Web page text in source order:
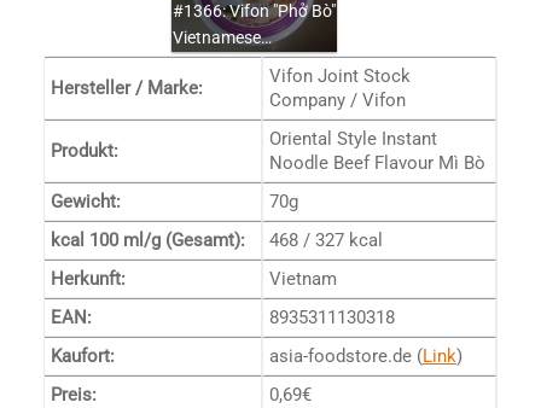
#1366: Vifon "Phở Bò"
Vietnamese…
Hersteller / Marke:
Vifon Joint Stock
Company / Vifon
Produkt:
Oriental Style Instant
Noodle Beef Flavour Mì Bò
Gewicht:
70g
kcal 100 ml/g (Gesamt):
468 / 327 kcal
Herkunft:
Vietnam
EAN:
8935311130318
Kaufort:
asia-foodstore.de (Link)
Preis:
0,69€